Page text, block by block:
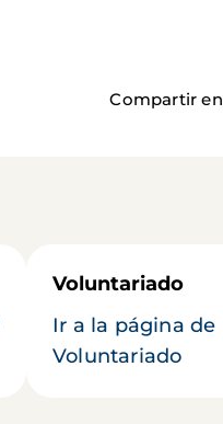
Compartir en
Voluntariado
Ir a la página de
Voluntariado